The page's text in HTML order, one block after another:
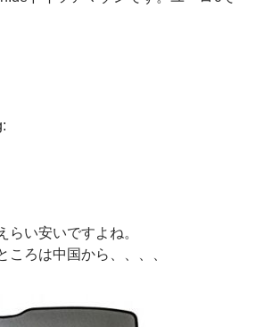
らい安いですよね。
ころは中国から、、、、